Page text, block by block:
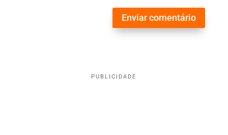
Enviar comentário
PUBLICIDADE